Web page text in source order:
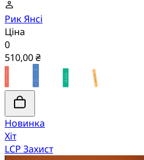
Рик Янсі
Ціна
0
510,00 ₴
Новинка
Хіт
LCP Захист